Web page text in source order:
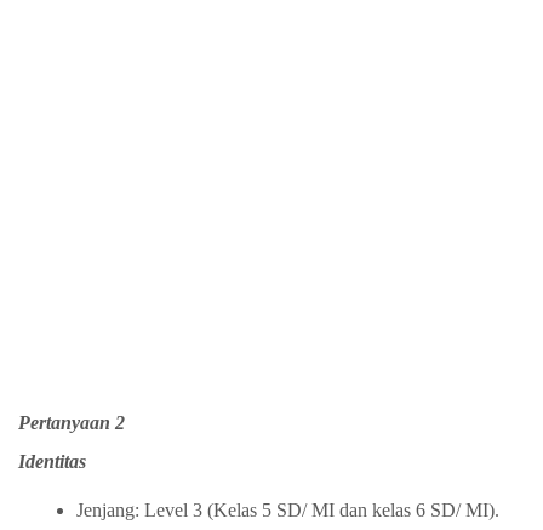
Pertanyaan 2
Identitas
Jenjang: Level 3 (Kelas 5 SD/ MI dan kelas 6 SD/ MI).